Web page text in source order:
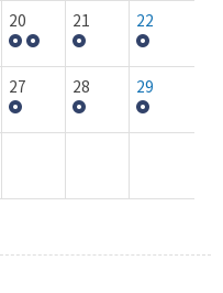
20 21 22
27 28 29